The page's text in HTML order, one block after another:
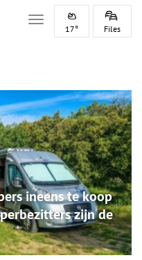
Toggle navigation
17° Files
ineens te koop
zijn de